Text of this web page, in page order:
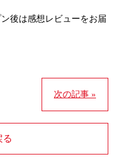
後は感想レビューをお届
次の記事 »
る